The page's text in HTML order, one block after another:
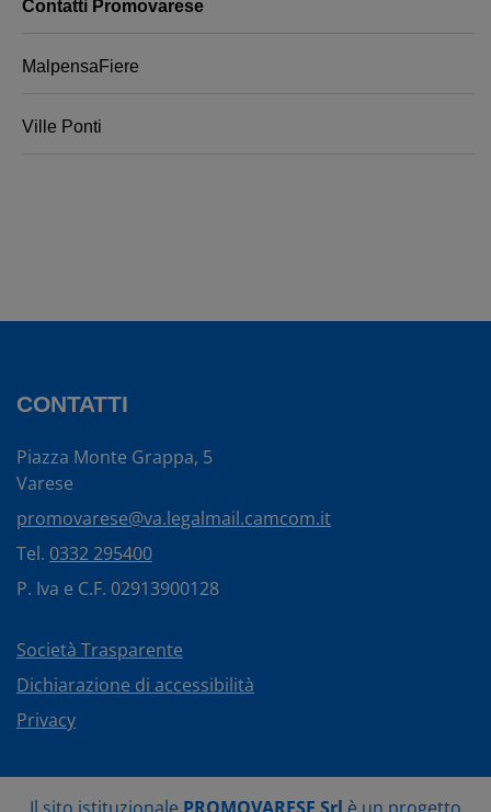
Contatti Promovarese
MalpensaFiere
Ville Ponti
CONTATTI
Piazza Monte Grappa, 5
Varese
promovarese@va.legalmail.camcom.it
Tel. 0332 295400
P. Iva e C.F. 02913900128
Società Trasparente
Dichiarazione di accessibilità
Privacy